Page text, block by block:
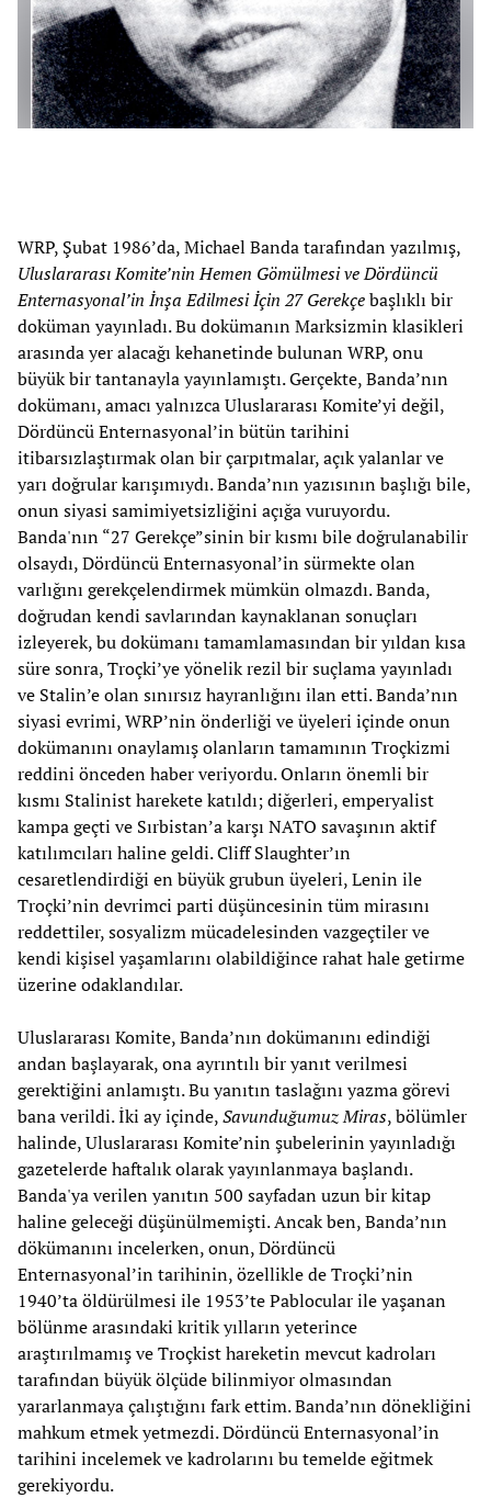
WRP, Şubat 1986’da, Michael Banda tarafından yazılmış,
Uluslararası Komite’nin Hemen Gömülmesi ve Dördüncü
Enternasyonal’in İnşa Edilmesi İçin 27 Gerekçebaşlıklı bir
doküman yayınladı. Bu dokümanın Marksizmin klasikleri
arasında yer alacağı kehanetinde bulunan WRP, onu
büyük bir tantanayla yayınlamıştı. Gerçekte, Banda’nın
dokümanı, amacı yalnızca Uluslararası Komite’yi değil,
Dördüncü Enternasyonal’in bütün tarihini
itibarsızlaştırmak olan bir çarpıtmalar, açık yalanlar ve
yarı doğrular karışımıydı. Banda’nın yazısının başlığı bile,
onun siyasi samimiyetsizliğini açığa vuruyordu.
Banda'nın “27 Gerekçe”sinin bir kısmı bile doğrulanabilir
olsaydı, Dördüncü Enternasyonal’in sürmekte olan
varlığını gerekçelendirmek mümkün olmazdı. Banda,
doğrudan kendi savlarından kaynaklanan sonuçları
izleyerek, bu dokümanı tamamlamasından bir yıldan kısa
süre sonra, Troçki’ye yönelik rezil bir suçlama yayınladı
ve Stalin’e olan sınırsız hayranlığını ilan etti. Banda’nın
siyasi evrimi, WRP’nin önderliği ve üyeleri içinde onun
dokümanını onaylamış olanların tamamının Troçkizmi
reddini önceden haber veriyordu. Onların önemli bir
kısmı Stalinist harekete katıldı; diğerleri, emperyalist
kampa geçti ve Sırbistan’a karşı NATO savaşının aktif
katılımcıları haline geldi. Cliff Slaughter’ın
cesaretlendirdiği en büyük grubun üyeleri, Lenin ile
Troçki’nin devrimci parti düşüncesinin tüm mirasını
reddettiler, sosyalizm mücadelesinden vazgeçtiler ve
kendi kişisel yaşamlarını olabildiğince rahat hale getirme
üzerine odaklandılar.
Uluslararası Komite, Banda’nın dokümanını edindiği
andan başlayarak, ona ayrıntılı bir yanıt verilmesi
gerektiğini anlamıştı. Bu yanıtın taslağını yazma görevi
bana verildi. İki ay içinde,Savunduğumuz Miras, bölümler
halinde, Uluslararası Komite’nin şubelerinin yayınladığı
gazetelerde haftalık olarak yayınlanmaya başlandı.
Banda'ya verilen yanıtın 500 sayfadan uzun bir kitap
haline geleceği düşünülmemişti. Ancak ben, Banda’nın
dökümanını incelerken, onun, Dördüncü
Enternasyonal’in tarihinin, özellikle de Troçki’nin
1940’ta öldürülmesi ile 1953’te Pablocular ile yaşanan
bölünme arasındaki kritik yılların yeterince
araştırılmamış ve Troçkist hareketin mevcut kadroları
tarafından büyük ölçüde bilinmiyor olmasından
yararlanmaya çalıştığını fark ettim. Banda’nın dönekliğini
mahkum etmek yetmezdi. Dördüncü Enternasyonal’in
tarihini incelemek ve kadrolarını bu temelde eğitmek
gerekiyordu.